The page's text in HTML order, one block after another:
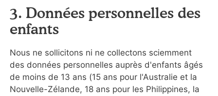
3. Données personnelles des
enfants
Nous ne sollicitons ni ne collectons sciemment
des données personnelles auprès d'enfants âgés
de moins de 13 ans (15 ans pour l'Australie et la
Nouvelle-Zélande, 18 ans pour les Philippines, la